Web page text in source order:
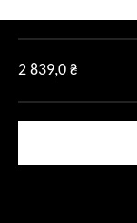
2 839,0 ₴